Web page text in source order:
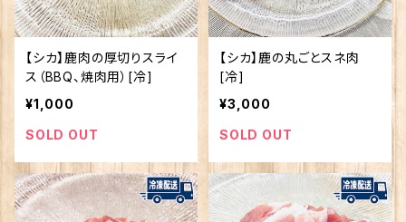
【シカ】鹿肉の厚切りスライ
ス（BBQ、焼肉用）[冷]
¥1,000
SOLD OUT
【シカ】鹿の丸ごとスネ肉
[冷]
¥3,000
SOLD OUT